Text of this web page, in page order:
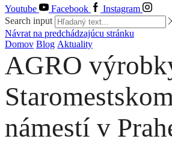
Youtube Facebook
Instagram
Search input
Návrat na predchádzajúcu stránku
Domov Blog Aktuality
AGRO
námestí v